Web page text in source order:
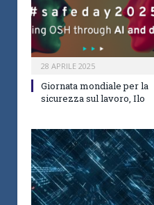
28 APRILE 2025
Giornata mondiale per la
sicurezza sul lavoro, Ilo